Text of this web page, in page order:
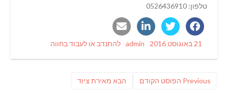
טלפון: 0526436910
Posted
21 באוגוסט 2016 Author
admin
Categories
להתנדב או לעבוד בחווה
Previous
Previous
הפוסט הקודם הבא פוסט
מאירת ציוד